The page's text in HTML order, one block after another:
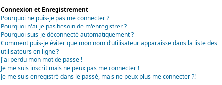
Connexion et Enregistrement
Pourquoi ne puis-je pas me connecter ?
Pourquoi n'ai-je pas besoin de m'enregistrer ?
Pourquoi suis-je déconnecté automatiquement ?
Comment puis-je éviter que mon nom d'utilisateur apparaisse dans la liste des
utilisateurs en ligne ?
J'ai perdu mon mot de passe !
Je me suis inscrit mais ne peux pas me connecter !
Je me suis enregistré dans le passé, mais ne peux plus me connecter ?!